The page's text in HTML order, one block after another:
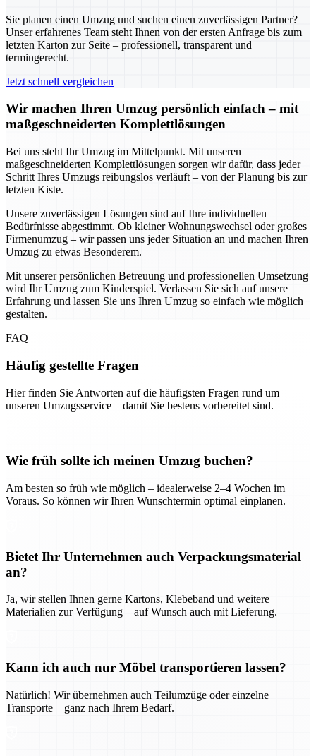
Sie planen einen Umzug und suchen einen zuverlässigen Partner?
Unser erfahrenes Team steht Ihnen von der ersten Anfrage bis zum
letzten Karton zur Seite – professionell, transparent und
termingerecht.
Jetzt schnell vergleichen
Wir machen Ihren Umzug persönlich einfach – mit
maßgeschneiderten Komplettlösungen
Bei uns steht Ihr Umzug im Mittelpunkt. Mit unseren
maßgeschneiderten Komplettlösungen sorgen wir dafür, dass jeder
Schritt Ihres Umzugs reibungslos verläuft – von der Planung bis zur
letzten Kiste.
Unsere zuverlässigen Lösungen sind auf Ihre individuellen
Bedürfnisse abgestimmt. Ob kleiner Wohnungswechsel oder großes
Firmenumzug – wir passen uns jeder Situation an und machen Ihren
Umzug zu etwas Besonderem.
Mit unserer persönlichen Betreuung und professionellen Umsetzung
wird Ihr Umzug zum Kinderspiel. Verlassen Sie sich auf unsere
Erfahrung und lassen Sie uns Ihren Umzug so einfach wie möglich
gestalten.
FAQ
Häufig gestellte Fragen
Hier finden Sie Antworten auf die häufigsten Fragen rund um
unseren Umzugsservice – damit Sie bestens vorbereitet sind.
Wie früh sollte ich meinen Umzug buchen?
Am besten so früh wie möglich – idealerweise 2–4 Wochen im
Voraus. So können wir Ihren Wunschtermin optimal einplanen.
Bietet Ihr Unternehmen auch Verpackungsmaterial
an?
Ja, wir stellen Ihnen gerne Kartons, Klebeband und weitere
Materialien zur Verfügung – auf Wunsch auch mit Lieferung.
Kann ich auch nur Möbel transportieren lassen?
Natürlich! Wir übernehmen auch Teilumzüge oder einzelne
Transporte – ganz nach Ihrem Bedarf.